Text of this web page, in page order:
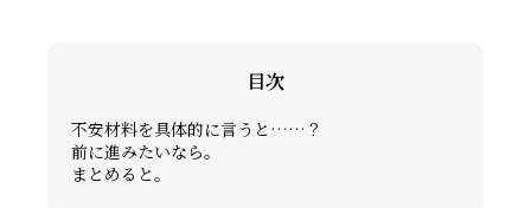
目次
不安材料を具体的に言うと……？
前に進みたいなら。
まとめると。